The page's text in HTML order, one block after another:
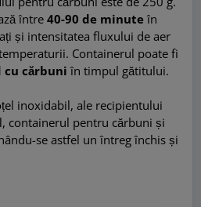
între40-90 de minuteîn
și intensitatea fluxului de aer
Containerul poate fi
cărbuni în timpul gătitului.
inoxidabil, ale recipientului
containerul pentru cărbuni și
se astfel un întreg închis și